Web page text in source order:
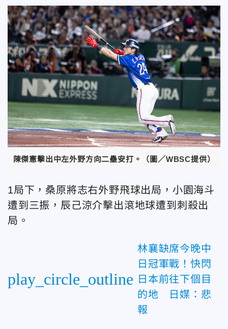
陳傑憲擊出中左外野方向二壘安打。（圖／WBSC提供）
1局下，桑原將志右外野飛球出局，小園海斗
遭到三振，辰己涼介擊出滾地球遭到刺殺出
局。
play_circle_outline
林襄缺席今晚中
日冠軍戰！快閃
日本前往下個目
的地 日媒：悲
報